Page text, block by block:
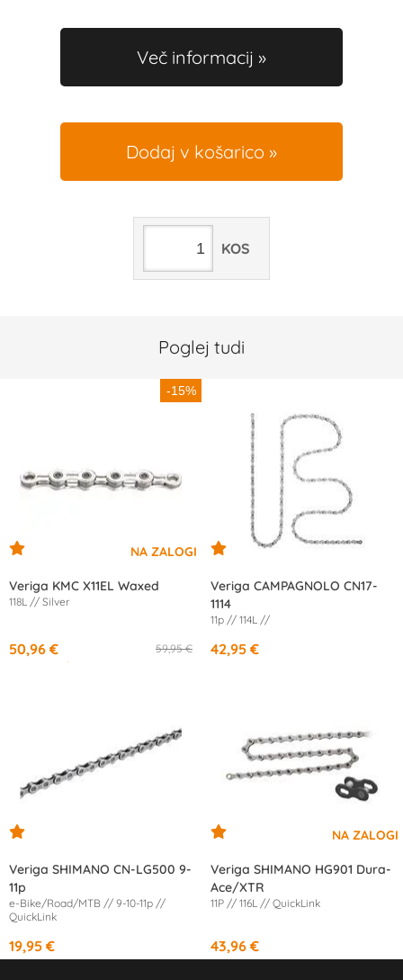
Več informacij
Dodaj v košarico
KOS
Poglej tudi
-15%
Veriga KMC X11EL Waxed
118L // Silver
59,95 €
50,96 €
/mesec
Veriga CAMPAGNOLO CN17-
1114
11p // 114L //
42,95 €
Veriga SHIMANO CN-LG500 9-
11p
e-Bike/Road/MTB // 9-10-11p //
QuickLink
19,95 €
Veriga SHIMANO HG901 Dura-
Ace/XTR
11P // 116L // QuickLink
43,96 €